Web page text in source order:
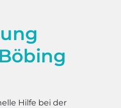
Hilfe bei der